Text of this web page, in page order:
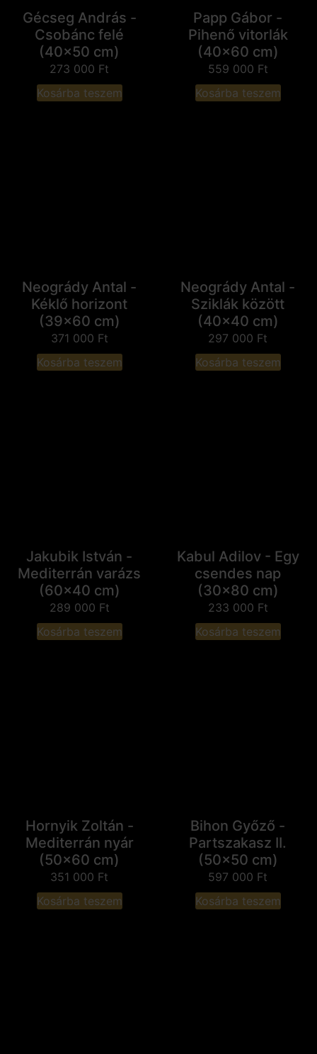
Gécseg András -
Csobánc felé
(40x50 cm)
273 000 Ft
Kosárba teszem
Papp Gábor -
Pihenő vitorlák
(40x60 cm)
559 000 Ft
Kosárba teszem
Neogrády Antal -
Kéklő horizont
(39x60 cm)
371 000 Ft
Kosárba teszem
Neogrády Antal -
Sziklák között
(40x40 cm)
297 000 Ft
Kosárba teszem
Jakubik István -
Mediterrán varázs
(60x40 cm)
289 000 Ft
Kosárba teszem
Kabul Adilov - Egy
csendes nap
(30x80 cm)
233 000 Ft
Kosárba teszem
Hornyik Zoltán -
Mediterrán nyár
(50x60 cm)
351 000 Ft
Kosárba teszem
Bihon Győző -
Partszakasz II.
(50x50 cm)
597 000 Ft
Kosárba teszem